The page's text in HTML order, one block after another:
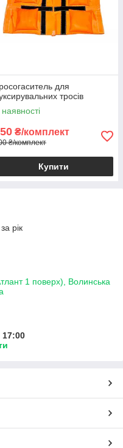
для
тросів
₴/комплект
₴/комплект
Купити
рік
1 поверх), Волинська
17:00